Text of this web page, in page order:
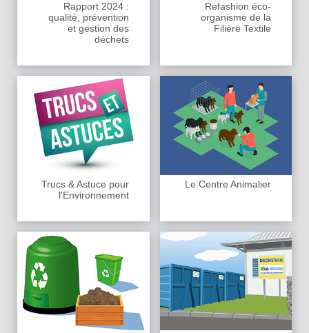
Rapport 2024 :
qualité, prévention
et gestion des
déchets
Refashion éco-
organisme de la
Filière Textile
Trucs & Astuce pour
l'Environnement
Le Centre Animalier